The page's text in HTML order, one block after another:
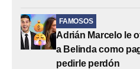
FAMOSOS
Adrián Marcelo le
a Belinda como
pedirle perdón